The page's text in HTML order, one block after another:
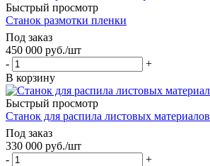
Быстрый просмотр
Станок размотки пленки
Под заказ
450 000 руб./шт
-
+
В корзину
Быстрый просмотр
Станок для распила листовых материалов
Под заказ
330 000 руб./шт
-
+